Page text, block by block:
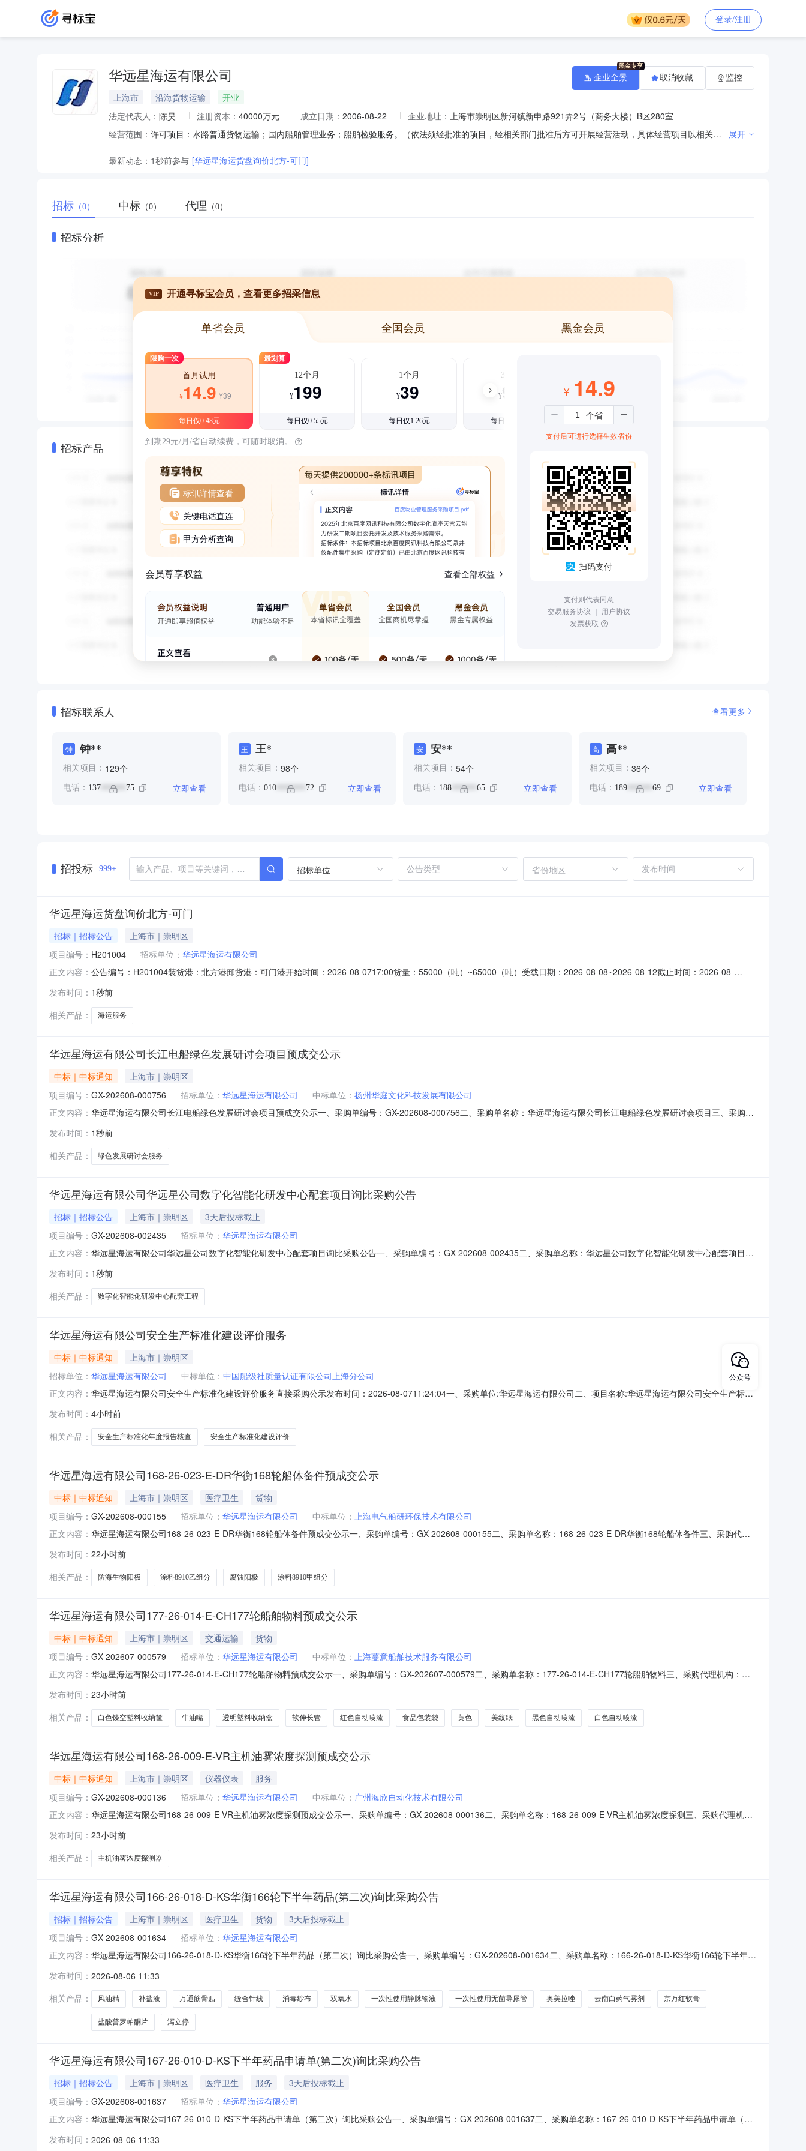
登录/注册
华远星海运有限公司
上海市 沿海货物运输
开业
法定代表人： 陈昊 注册资本： 40000万元 成立日期： 2006-08-22 企业地址： 上海市崇明区新河镇新申路921弄2号（商务大楼）B区280室
经营范围：
许可项目：水路普通货物运输；国内船舶管理业务；船舶检验服务。（依法须经批准的项目，经相关部门批准后方可开展经营活动，具体经营项目以相关部门批准文件或许可证件为准）一般项目：从事国际集装箱船、普通货船运输；国内货物运输代理；国际货物运输代理；国内船舶代理；国际船舶代理；船舶租赁；国际船舶管理业务；船舶修理；企业管理咨询；人力资源服务（不含职业中介活动、劳务派遣服务）；信息技术咨询服务；组织文化艺术交流活动。（除依法须经批准的项目外，凭营业执照依法自主开展经营活动） 展开
最新动态： 1秒前参与 [华远星海运货盘询价北方-可门]
企业全景 取消收藏 监控
招标 （0） 中标 （0） 代理 （0）
招标分析
招标产品
VIP 开通寻标宝会员，查看更多招采信息
单省会员 全国会员 黑金会员
限购一次
首月试用
¥14.9 ¥39
每日仅0.48元
最划算
12个月
¥199
每日仅0.55元
1个月
¥39
每日仅1.26元
3个月
¥99
每日仅1.08元
到期29元/月/省自动续费，可随时取消。
标讯详情查看
关键电话直连
甲方分析查询
会员尊享权益 查看全部权益
¥ 14.9
支付后可进行选择生效省份
扫码支付
支付则代表同意
交易服务协议 ｜ 用户协议
发票获取
招标联系人 查看更多
钟 钟**
相关项目： 129个
电话： 137 ****** 75 立即查看
王 王*
相关项目： 98个
电话： 010******* 72 立即查看
安 安**
相关项目： 54个
电话： 188 ****** 65 立即查看
高 高**
相关项目： 36个
电话： 189****** 69 立即查看
招投标 999+ 招标单位 省份地区
华远星海运货盘询价北方-可门
招标｜招标公告
上海市｜崇明区
项目编号： H201004 招标单位： 华远星海运有限公司
正文内容： 公告编号：H201004装货港：北方港卸货港：可门港开始时间：2026-08-0717:00货量：55000（吨）~65000（吨）受载日期：2026-08-08~2026-08-12截止时间：2026-08-
发布时间： 1秒前
相关产品：
海运服务
华远星海运有限公司长江电船绿色发展研讨会项目预成交公示
中标｜中标通知
上海市｜崇明区
项目编号： GX-202608-000756 招标单位： 华远星海运有限公司 中标单位： 扬州华庭文化科技发展有限公司
正文内容： 华远星海运有限公司长江电船绿色发展研讨会项目预成交公示一、采购单编号：GX-202608-000756二、采购单名称：华远星海运有限公司长江电船绿色发展研讨会项目三、采购代
采购人物资名称税率采购范围预成交供应商1华远星海运有限公司华远星海运有限公司长江电船绿色发展研讨会项目6%扬州华庭文化科技发展有限公司发布日期：2026-08-07
发布时间： 1秒前
相关产品：
绿色发展研讨会服务
华远星海运有限公司华远星公司数字化智能化研发中心配套项目询比采购公告
招标｜招标公告 上海市｜崇明区
3天后投标截止
项目编号： GX-202608-002435 招标单位： 华远星海运有限公司
正文内容： 华远星海运有限公司华远星公司数字化智能化研发中心配套项目询比采购公告一、采购单编号：GX-202608-002435二、采购单名称：华远星公司数字化智能化研发中心配套项目
14九、备注：十、采购清单序号采购人物资名称税率采购范围1华远星海运有限公司华远星海运有限公司数字化智能化研发中心配套项目9%十一、资格条件内容：1.应答人为中华人
民共和
发布时间： 1秒前
相关产品：
数字化智能化研发中心配套工程
华远星海运有限公司安全生产标准化建设评价服务
中标｜中标通知
上海市｜崇明区
招标单位： 华远星海运有限公司 中标单位： 中国船级社质量认证有限公司上海分公司
正文内容： 华远星海运有限公司安全生产标准化建设评价服务直接采购公示发布时间：2026-08-0711:24:04一、采购单位:华远星海运有限公司二、项目名称:华远星海运有限公司安全生产标准
容：2026年公司安全生产标准化建设评价；2027年公司安全生产标准化年度报告核查；2028年公司安全生产标准化年度报告核查。八、直接采购理由：
发布时间： 4小时前
相关产品：
安全生产标准化年度报告核查 安全生产标准化建设评价
华远星海运有限公司168-26-023-E-DR华衡168轮船体备件预成交公示
中标｜中标通知 上海市｜崇明区 医疗卫生
货物
项目编号： GX-202608-000155 招标单位： 华远星海运有限公司 中标单位： 上海电气船研环保技术有限公司
正文内容： 华远星海运有限公司168-26-023-E-DR华衡168轮船体备件预成交公示一、采购单编号：GX-202608-000155二、采购单名称：168-26-023-E-DR华衡168轮船体备件三、采购代理
购人物资名称税率规格型号单位数量预成交供应商1华远星海运有限公司防腐蚀阳极13%PC2上海电气船研环保技术有限公司2华远星海运有限公司涂料8910乙
发布时间： 22小时前
相关产品：
防海生物阳极 涂料8910乙组分 腐蚀阳极 涂料8910甲组分
华远星海运有限公司177-26-014-E-CH177轮船舶物料预成交公示
中标｜中标通知 上海市｜崇明区 交通运输
货物
项目编号： GX-202607-000579 招标单位： 华远星海运有限公司 中标单位： 上海蔓意船舶技术服务有限公司
正文内容： 华远星海运有限公司177-26-014-E-CH177轮船舶物料预成交公示一、采购单编号：GX-202607-000579二、采购单名称：177-26-014-E-CH177轮船舶物料三、采购代理机构：华
名称税率规格型号单位数量预成交供应商1华远星海运有限公司牛油嘴13%规格:螺纹:NPT1/4寸/mm型号:A直个50上海蔓意船舶技术服务有限公司2华
发布时间： 23小时前
相关产品：
白色镂空塑料收纳筐 牛油嘴 透明塑料收纳盒 软伸长管 红色自动喷漆 食品包装袋 黄色 美纹纸 黑色自动喷漆 白色自动喷漆
华远星海运有限公司168-26-009-E-VR主机油雾浓度探测预成交公示
中标｜中标通知 上海市｜崇明区 仪器仪表
服务
项目编号： GX-202608-000136 招标单位： 华远星海运有限公司 中标单位： 广州海欣自动化技术有限公司
正文内容： 华远星海运有限公司168-26-009-E-VR主机油雾浓度探测预成交公示一、采购单编号：GX-202608-000136二、采购单名称：168-26-009-E-VR主机油雾浓度探测三、采购代理机
物资名称税率采购范围预成交供应商1华远星海运有限公司主机油雾浓度探测器航修13%广州海欣自动化技术有限公司发布日期：2026-08-06
发布时间： 23小时前
相关产品：
主机油雾浓度探测器
华远星海运有限公司166-26-018-D-KS华衡166轮下半年药品(第二次)询比采购公告
招标｜招标公告 上海市｜崇明区 医疗卫生 货物
3天后投标截止
项目编号： GX-202608-001634 招标单位： 华远星海运有限公司
正文内容： 华远星海运有限公司166-26-018-D-KS华衡166轮下半年药品（第二次）询比采购公告一、采购单编号：GX-202608-001634二、采购单名称：166-26-018-D-KS华衡166轮下半年药
间：2026-08-15九、备注：按不低于采购文件列明的规格报价。报价含税含运。十、采购清单序号采购人物资名称税率规格型号单位数量用途1华远星
发布时间： 2026-08-06 11:33
相关产品：
风油精 补盐液 万通筋骨贴 缝合针线 消毒纱布 双氧水 一次性使用静脉输液 一次性使用无菌导尿管 奥美拉唑 云南白药气雾剂 京万红软膏
盐酸普罗帕酮片 泻立停
华远星海运有限公司167-26-010-D-KS下半年药品申请单(第二次)询比采购公告
招标｜招标公告 上海市｜崇明区 医疗卫生 服务
3天后投标截止
项目编号： GX-202608-001637 招标单位： 华远星海运有限公司
正文内容： 华远星海运有限公司167-26-010-D-KS下半年药品申请单（第二次）询比采购公告一、采购单编号：GX-202608-001637二、采购单名称：167-26-010-D-KS下半年药品申请单（第
2026-08-15九、备注：按不低于采购文件列明的规格报价。报价含税含运。十、采购清单序号采购人物资名称税率规格型号单位数量用途1华远星海运有限
发布时间： 2026-08-06 11:33
公众号